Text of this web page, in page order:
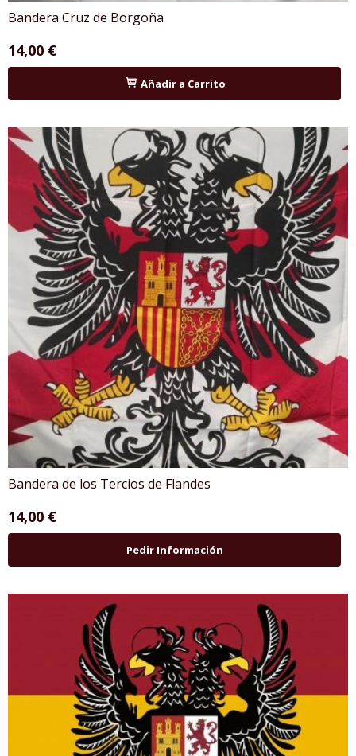
Bandera Cruz de Borgoña
14,00 €
Añadir a Carrito
Bandera de los Tercios de Flandes
14,00 €
Pedir Información